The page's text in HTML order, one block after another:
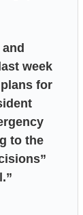
week
for
to the